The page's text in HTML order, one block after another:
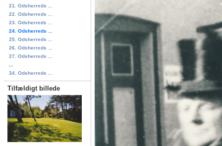
21. Odsherreds ...
22. Odsherreds ...
23. Odsherreds ...
24. Odsherreds ...
25. Odsherreds ...
26. Odsherreds ...
27. Odsherreds ...
34. Odsherreds ...
Tilfældigt billede